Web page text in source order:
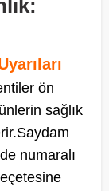
ön
sağlık
numaralı